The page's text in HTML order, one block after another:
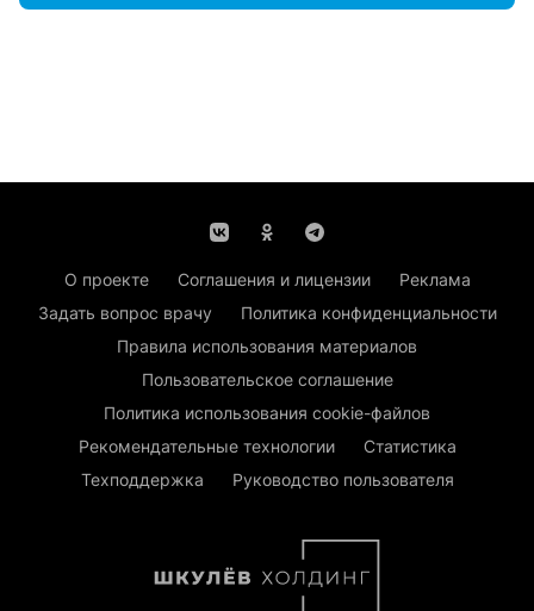
О проекте Соглашения и лицензии
Реклама
Задать вопрос врачу
Политика конфиденциальности
Правила использования материалов
Пользовательское соглашение
Политика использования cookie-файлов
Рекомендательные технологии
Статистика
Техподдержка
Руководство пользователя